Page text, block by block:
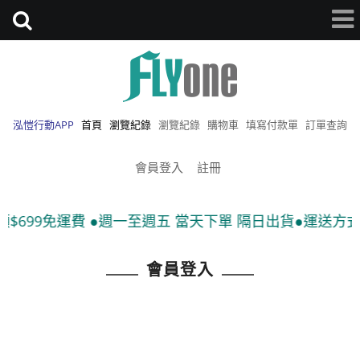
泓愷行動APP 首頁 瀏覽紀錄 瀏覽紀錄 購物車 填寫付款單 訂單查詢
會員登入 註冊
免運費 ●週一至週五 當天下單 隔日出貨●運送方
會員登入